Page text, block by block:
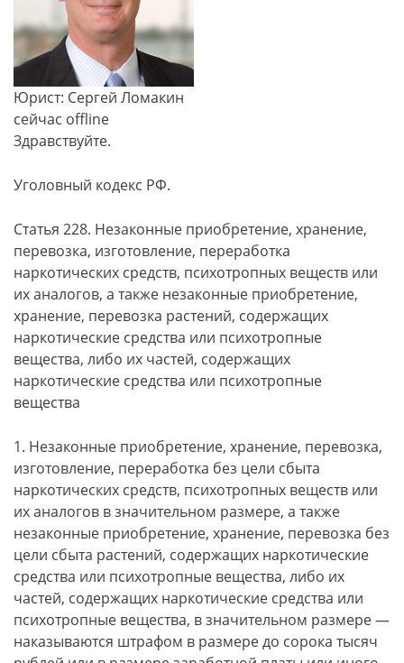
Юрист: Сергей Ломакин
сейчас offline
Здравствуйте.
Уголовный кодекс РФ.
Статья 228. Незаконные приобретение, хранение,
перевозка, изготовление, переработка
наркотических средств, психотропных веществ или
их аналогов, а также незаконные приобретение,
хранение, перевозка растений, содержащих
наркотические средства или психотропные
вещества, либо их частей, содержащих
наркотические средства или психотропные
вещества
1. Незаконные приобретение, хранение, перевозка,
изготовление, переработка без цели сбыта
наркотических средств, психотропных веществ или
их аналогов в значительном размере, а также
незаконные приобретение, хранение, перевозка без
цели сбыта растений, содержащих наркотические
средства или психотропные вещества, либо их
частей, содержащих наркотические средства или
психотропные вещества, в значительном размере —
наказываются штрафом в размере до сорока тысяч